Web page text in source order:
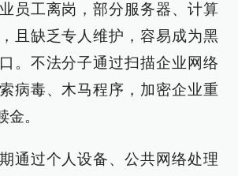
员工离岗，部分服务器、计算
且缺乏专人维护，容易成为黑
。不法分子通过扫描企业网络
病毒、木马程序，加密企业重
。
通过个人设备、公共网络处理